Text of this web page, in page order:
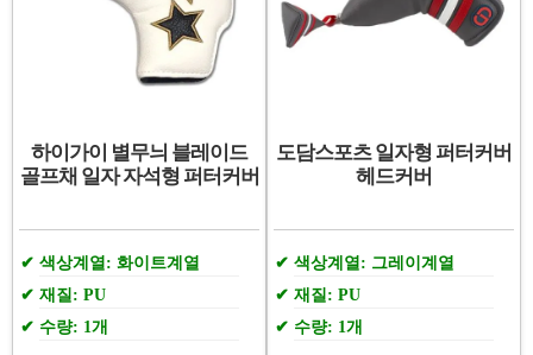
하이가이 별무늬 블레이드
골프채 일자 자석형 퍼터커버
색상계열: 화이트계열
재질: PU
수량: 1개
도담스포츠 일자형 퍼터커버
헤드커버
색상계열: 그레이계열
재질: PU
수량: 1개